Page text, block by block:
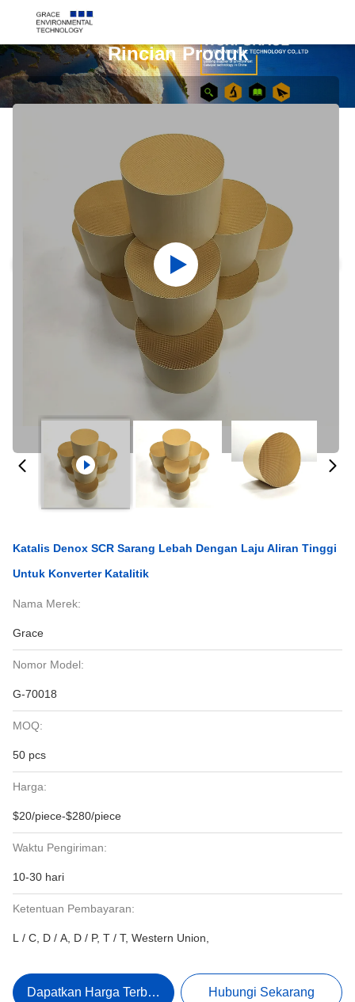
Rincian Produk
Katalis Denox SCR Sarang Lebah Dengan Laju Aliran Tinggi
Untuk Konverter Katalitik
Nama Merek:
Grace
Nomor Model:
G-70018
MOQ:
50 pcs
Harga:
$20/piece-$280/piece
Waktu Pengiriman:
10-30 hari
Ketentuan Pembayaran:
L / C, D / A, D / P, T / T, Western Union,
Dapatkan Harga Terbaik Hubungi Sekarang